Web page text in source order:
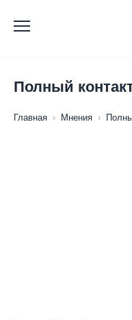
содержанию
Полный
Главная › Мнения ›